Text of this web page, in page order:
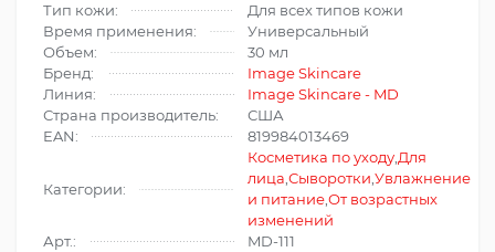
Тип кожи:
Для всех типов кожи
Время применения:
Универсальный
Объем:
30 мл
Бренд:
Image Skincare
Линия:
Image Skincare - MD
Страна производитель:
США
EAN:
819984013469
Категории:
Косметика по уходу,Для
лица,Сыворотки,Увлажнение
и питание,От возрастных
изменений
Арт.:
MD-111